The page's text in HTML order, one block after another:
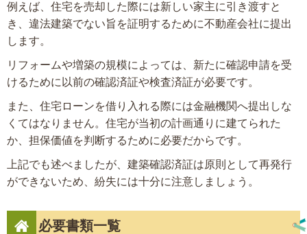
例えば、住宅を売却した際には新しい家主に引き渡すと
き、違法建築でない旨を証明するために不動産会社に提出
します。
リフォームや増築の規模によっては、新たに確認申請を受
けるために以前の確認済証や検査済証が必要です。
また、住宅ローンを借り入れる際には金融機関へ提出しな
くてはなりません。住宅が当初の計画通りに建てられた
か、担保価値を判断するために必要だからです。
上記でも述べましたが、建築確認済証は原則として再発行
ができないため、紛失には十分に注意しましょう。
必要書類一覧